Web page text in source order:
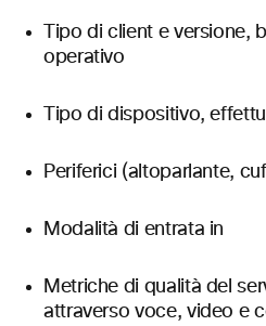
Tipo di client e versione,
operativo
Tipo di dispositivo,
Periferici (altoparlante,
Modalità di entrata in
Metriche di qualità del
attraverso voce, video e